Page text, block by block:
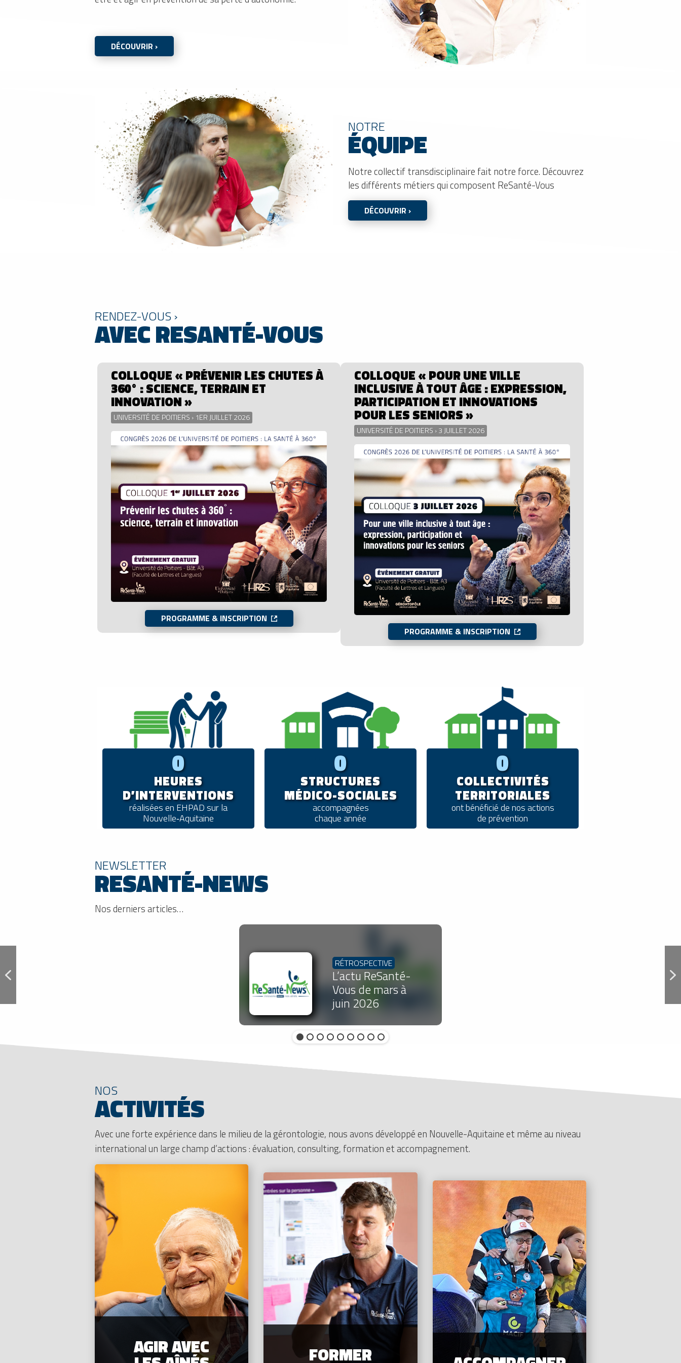
DÉCOUVRIR ›
NOTRE
ÉQUIPE
Notre collectif transdisciplinaire fait notre force. Découvrez
les différents métiers qui composent ReSanté-Vous
DÉCOUVRIR ›
RENDEZ-VOUS ›
AVEC RESANTÉ-VOUS
COLLOQUE « PRÉVENIR LES CHUTES À
360° : SCIENCE, TERRAIN ET
INNOVATION »
UNIVERSITÉ DE POITIERS › 1ER JUILLET 2026
PROGRAMME & INSCRIPTION
COLLOQUE « POUR UNE VILLE
INCLUSIVE À TOUT ÂGE : EXPRESSION,
PARTICIPATION ET INNOVATIONS
POUR LES SENIORS »
UNIVERSITÉ DE POITIERS › 3 JUILLET 2026
PROGRAMME & INSCRIPTION
0
HEURES
D’INTERVENTIONS
réalisées en EHPAD sur la
Nouvelle‑Aquitaine
0
STRUCTURES
MÉDICO-SOCIALES
accompagnées
chaque année
0
COLLECTIVITÉS
TERRITORIALES
ont bénéficié de nos actions
de prévention
NEWSLETTER
RESANTÉ-NEWS
Nos derniers articles…
RÉTROSPECTIVE
L’actu ReSanté-
Vous de mars à
juin 2026
NOS
ACTIVITÉS
Avec une forte expérience dans le milieu de la gérontologie, nous avons développé en Nouvelle-Aquitaine et même au niveau
international un large champ d’actions : évaluation, consulting, formation et accompagnement.
AGIR AVEC FORMER